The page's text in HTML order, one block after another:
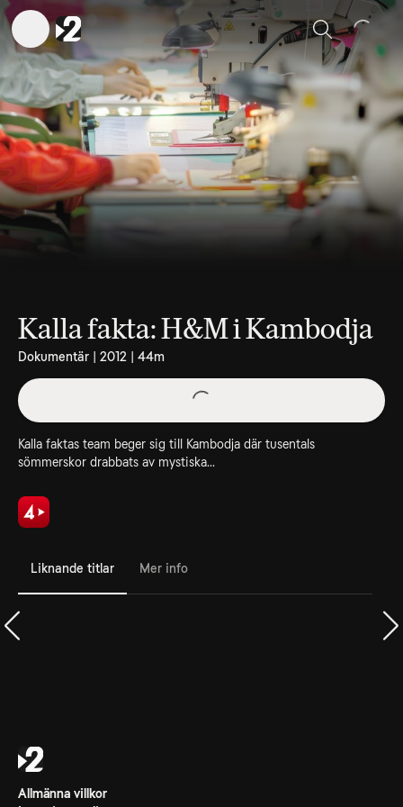
Sök
Kalla fakta: H&M i Kambodja
Dokumentär | 2012 | 44m
Kalla faktas team beger sig till Kambodja där tusentals
sömmerskor drabbats av mystiska...
Liknande titlar Mer info
Allmänna villkor